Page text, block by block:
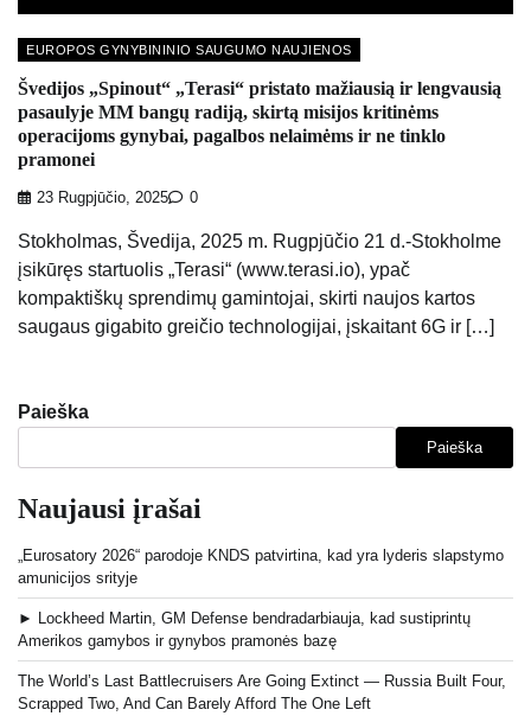
EUROPOS GYNYBININIO SAUGUMO NAUJIENOS
Švedijos „Spinout“ „Terasi“ pristato mažiausią ir lengvausią
pasaulyje MM bangų radiją, skirtą misijos kritinėms
operacijoms gynybai, pagalbos nelaimėms ir ne tinklo
pramonei
23 Rugpjūčio, 2025 0
Stokholmas, Švedija, 2025 m. Rugpjūčio 21 d.-Stokholme
įsikūręs startuolis „Terasi“ (www.terasi.io), ypač
kompaktiškų sprendimų gamintojai, skirti naujos kartos
saugaus gigabito greičio technologijai, įskaitant 6G ir […]
Paieška
Paieška
Naujausi įrašai
„Eurosatory 2026“ parodoje KNDS patvirtina, kad yra lyderis slapstymo
amunicijos srityje
► Lockheed Martin, GM Defense bendradarbiauja, kad sustiprintų
Amerikos gamybos ir gynybos pramonės bazę
The World’s Last Battlecruisers Are Going Extinct — Russia Built Four,
Scrapped Two, And Can Barely Afford The One Left